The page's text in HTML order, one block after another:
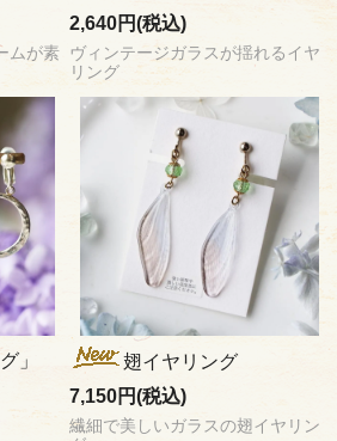
ムが素
2,640円(税込)
ヴィンテージガラスが揺れるイヤ
リング
」
翅イヤリング
7,150円(税込)
繊細で美しいガラスの翅イヤリン